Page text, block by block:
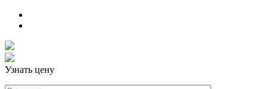
Узнать цену